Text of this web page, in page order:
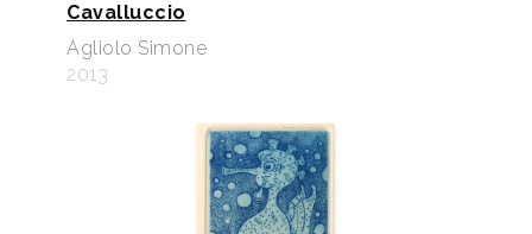
Cavalluccio
Agliolo Simone
2013